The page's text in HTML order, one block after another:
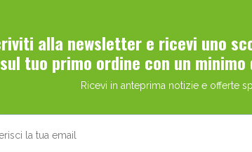
alla newsletter e ricevi uno
sul tuo primo ordine con un
Ricevi in anteprima notizie e offerte